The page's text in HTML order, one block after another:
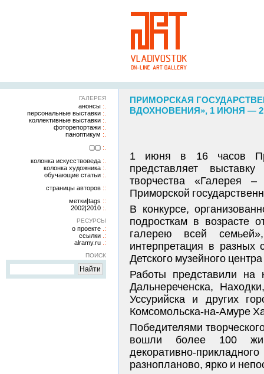
ГАЛЕРЕЯ
анонсы
персональные выставки
коллективные выставки
фоторепортажи
паноптикум
▢▢
колонка искусствоведа
колонка художника
обучающие статьи
страницы авторов
метки|tags
2002|2010
РЕСУРСЫ
о проекте
ссылки
alramy.ru
ПОИСК
ПРИМОРСКАЯ
ВДОХНОВЕНИЯ», 1 ИЮНЯ —
1 июня в 16 часов
представляет
творчества «Галерея
Приморской
В конкурсе,
подросткам в
галерею всей
интерпретация в разных
Детского музейного
Работы представили на
Дальнереченска,
Уссурийска и других
Комсомольска-на-Амуре
Победителями
вошли более 100
декоративно-
разнопланово, ярко и